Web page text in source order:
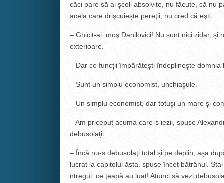
căci pare să ai şcoli absolvite, nu făcute, că nu
acela care drişcuieşte pereţii, nu cred că eşti.
– Ghicit-ai, moş Danilovici! Nu sunt nici zidar, şi
exterioare.
– Dar ce funcţii împărăteşti îndeplineşte
– Sunt un simplu economist, unchiaşule.
– Un simplu economist, dar totuşi un mare şi
– Am priceput acuma care-s iezii, spuse
debusolaţii.
– Încă nu-s debusolaţi total şi pe deplin, aşa
lucrat la capitolul ăsta. spuse încet bătrânul.
ntregul, ce ţeapă au luat! Atunci să vezi